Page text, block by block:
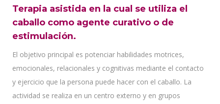
Terapia asistida en la cual se utiliza el
caballo como agente curativo o de
estimulación.
El objetivo principal es potenciar habilidades motrices,
emocionales, relacionales y cognitivas mediante el contacto
y ejercicio que la persona puede hacer con el caballo. La
actividad se realiza en un centro externo y en grupos